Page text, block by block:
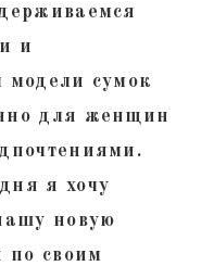
и
модели сумок
для женщин
я хочу
новую
по своим